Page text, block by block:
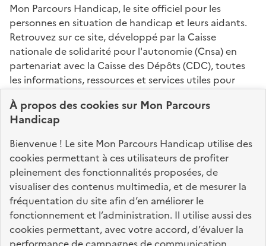
À propos descookiessur Mon Parcours
Handicap
Bienvenue ! Le site Mon Parcours Handicap utilise des
cookies permettant à ces utilisateurs de profiter
pleinement des fonctionnalités proposées, de
visualiser des contenus multimedia, et de mesurer la
fréquentation du site afin d’en améliorer le
fonctionnement et l’administration. Il utilise aussi des
cookies permettant, avec votre accord, d’évaluer la
Mon Parcours Handicap, le site officiel pour les
personnes en situation de handicap et leurs aidants.
Retrouvez sur ce site, développé par la Caisse
nationale de solidarité pour l'autonomie (Cnsa) en
partenariat avec la Caisse des Dépôts (CDC), toutes
les informations, ressources et services utiles pour
connaître vos droits, effectuer vos démarches,
identifier vos interlocuteurs.
Nos sites partenaires
info.gouv.fr service-public.fr legifrance.gouv.fr
data.gouv.fr
Nos partenaires